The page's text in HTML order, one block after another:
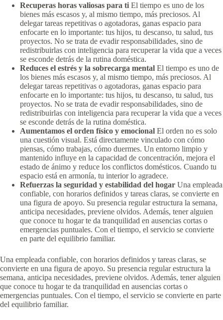
Recuperas horas valiosas para ti El tiempo es uno de los
bienes más escasos y, al mismo tiempo, más preciosos. Al
delegar tareas repetitivas o agotadoras, ganas espacio para
enfocarte en lo importante: tus hijos, tu descanso, tu salud, tus
proyectos. No se trata de evadir responsabilidades, sino de
redistribuirlas con inteligencia para recuperar la vida que a veces
se esconde detrás de la rutina doméstica.
Reduces el estrés y la sobrecarga mental El tiempo es uno de
los bienes más escasos y, al mismo tiempo, más preciosos. Al
delegar tareas repetitivas o agotadoras, ganas espacio para
enfocarte en lo importante: tus hijos, tu descanso, tu salud, tus
proyectos. No se trata de evadir responsabilidades, sino de
redistribuirlas con inteligencia para recuperar la vida que a veces
se esconde detrás de la rutina doméstica.
Aumentamos el orden físico y emocional El orden no es solo
una cuestión visual. Está directamente vinculado con cómo
piensas, cómo trabajas, cómo duermes. Un entorno limpio y
mantenido influye en la capacidad de concentración, mejora el
estado de ánimo y reduce los conflictos domésticos. Cuando tu
espacio está en armonía, tu interior lo agradece.
Refuerzas la seguridad y estabilidad del hogar Una empleada
confiable, con horarios definidos y tareas claras, se convierte en
una figura de apoyo. Su presencia regular estructura la semana,
anticipa necesidades, previene olvidos. Además, tener alguien
que conoce tu hogar te da tranquilidad en ausencias cortas o
emergencias puntuales. Con el tiempo, el servicio se convierte
en parte del equilibrio familiar.
Una empleada confiable, con horarios definidos y tareas claras, se
convierte en una figura de apoyo. Su presencia regular estructura la
semana, anticipa necesidades, previene olvidos. Además, tener alguien
que conoce tu hogar te da tranquilidad en ausencias cortas o
emergencias puntuales. Con el tiempo, el servicio se convierte en parte
del equilibrio familiar.